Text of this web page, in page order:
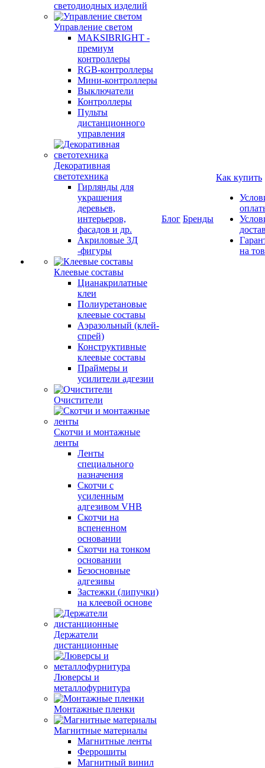
светодиодных изделий
Управление светом
MAKSIBRIGHT -
премиум
контроллеры
RGB-контроллеры
Мини-контроллеры
Выключатели
Контроллеры
Пульты
дистанционного
управления
Декоративная
светотехника
Гирлянды для
украшения
деревьев,
интерьеров,
фасадов и др.
Акриловые 3Д
-фигуры
Клеевые составы
Цианакрилатные
клеи
Полиуретановые
клеевые составы
Аэразольный (клей-
спрей)
Конструктивные
клеевые составы
Праймеры и
усилители адгезии
Очистители
Скотчи и монтажные
ленты
Ленты
специального
назначения
Скотчи с
усиленным
адгезивом VHB
Скотчи на
вспененном
основании
Скотчи на тонком
основании
Безосновные
адгезивы
Застежки (липучки)
на клеевой основе
Держатели
дистанционные
Люверсы и
металлофурнитура
Монтажные пленки
Магнитные материалы
Магнитные ленты
Феррошиты
Магнитный винил
Блог Бренды
Как купить
на